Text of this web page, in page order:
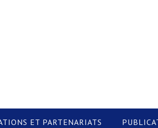
ET PARTENARIATS